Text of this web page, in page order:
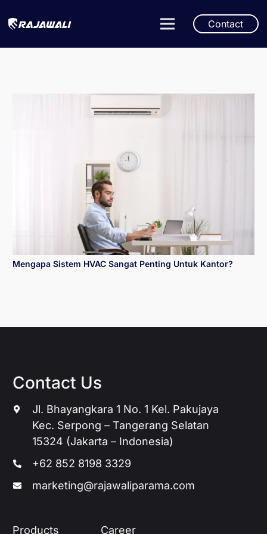
Contact
Mengapa Sistem HVAC Sangat Penting Untuk Kantor?
Contact Us
Jl. Bhayangkara 1 No. 1 Kel. Pakujaya
Kec. Serpong – Tangerang Selatan
15324 (Jakarta – Indonesia)
+62 852 8198 3329
marketing@rajawaliparama.com
Products Career